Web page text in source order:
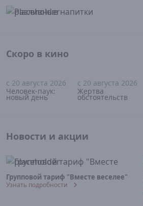
Скоро в кино
16+
с 20 августа 2026
Человек-паук:
новый день
18+
с 20 августа 2026
Жертва
обстоятельств
Новости и акции
Групповой тариф "Вместе веселее"
Узнать подробности